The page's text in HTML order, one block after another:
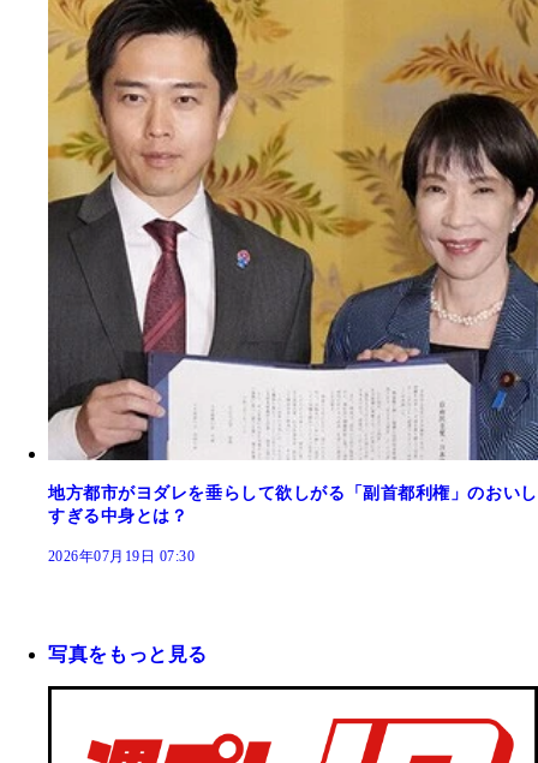
地方都市がヨダレを垂らして欲しがる「副首都利権」のおいし
すぎる中身とは？
2026年07月19日 07:30
写真をもっと見る